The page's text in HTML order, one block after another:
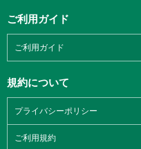
ご利用ガイド
ご利用ガイド
規約について
プライバシーポリシー
ご利用規約